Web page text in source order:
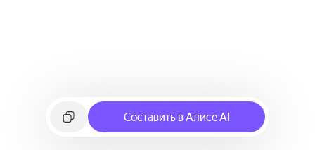
Составить в Алисе AI